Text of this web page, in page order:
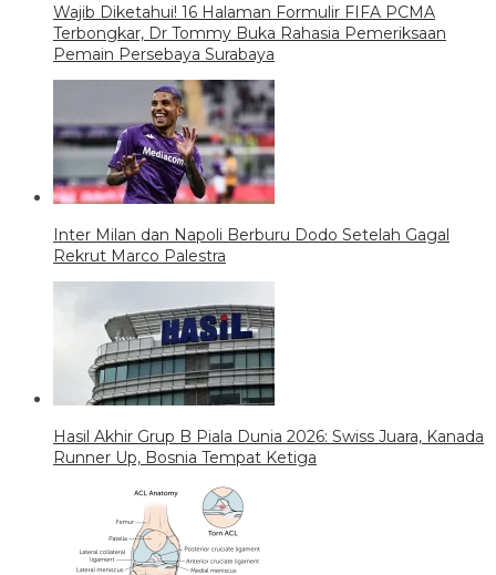
Wajib Diketahui! 16 Halaman Formulir FIFA PCMA
Terbongkar, Dr Tommy Buka Rahasia Pemeriksaan
Pemain Persebaya Surabaya
Inter Milan dan Napoli Berburu Dodo Setelah Gagal
Rekrut Marco Palestra
Hasil Akhir Grup B Piala Dunia 2026: Swiss Juara, Kanada
Runner Up, Bosnia Tempat Ketiga